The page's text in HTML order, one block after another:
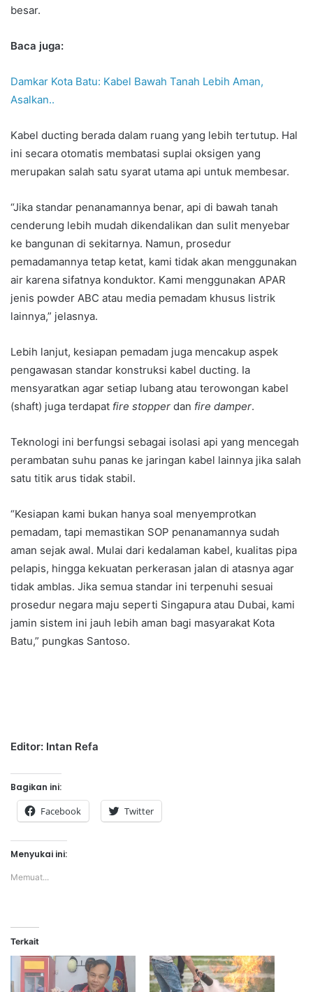
besar.
Baca juga:
Damkar Kota Batu: Kabel Bawah Tanah Lebih Aman,
Asalkan..
Kabel ducting berada dalam ruang yang lebih tertutup. Hal
ini secara otomatis membatasi suplai oksigen yang
merupakan salah satu syarat utama api untuk membesar.
“Jika standar penanamannya benar, api di bawah tanah
cenderung lebih mudah dikendalikan dan sulit menyebar
ke bangunan di sekitarnya. Namun, prosedur
pemadamannya tetap ketat, kami tidak akan menggunakan
air karena sifatnya konduktor. Kami menggunakan APAR
jenis powder ABC atau media pemadam khusus listrik
lainnya,” jelasnya.
Lebih lanjut, kesiapan pemadam juga mencakup aspek
pengawasan standar konstruksi kabel ducting. Ia
mensyaratkan agar setiap lubang atau terowongan kabel
(shaft) juga terdapat fire stopper dan fire damper.
Teknologi ini berfungsi sebagai isolasi api yang mencegah
perambatan suhu panas ke jaringan kabel lainnya jika salah
satu titik arus tidak stabil.
“Kesiapan kami bukan hanya soal menyemprotkan
pemadam, tapi memastikan SOP penanamannya sudah
aman sejak awal. Mulai dari kedalaman kabel, kualitas pipa
pelapis, hingga kekuatan perkerasan jalan di atasnya agar
tidak amblas. Jika semua standar ini terpenuhi sesuai
prosedur negara maju seperti Singapura atau Dubai, kami
jamin sistem ini jauh lebih aman bagi masyarakat Kota
Batu,” pungkas Santoso.
Editor: Intan Refa
Bagikan ini:
Facebook Twitter
Menyukai ini:
Memuat...
Terkait